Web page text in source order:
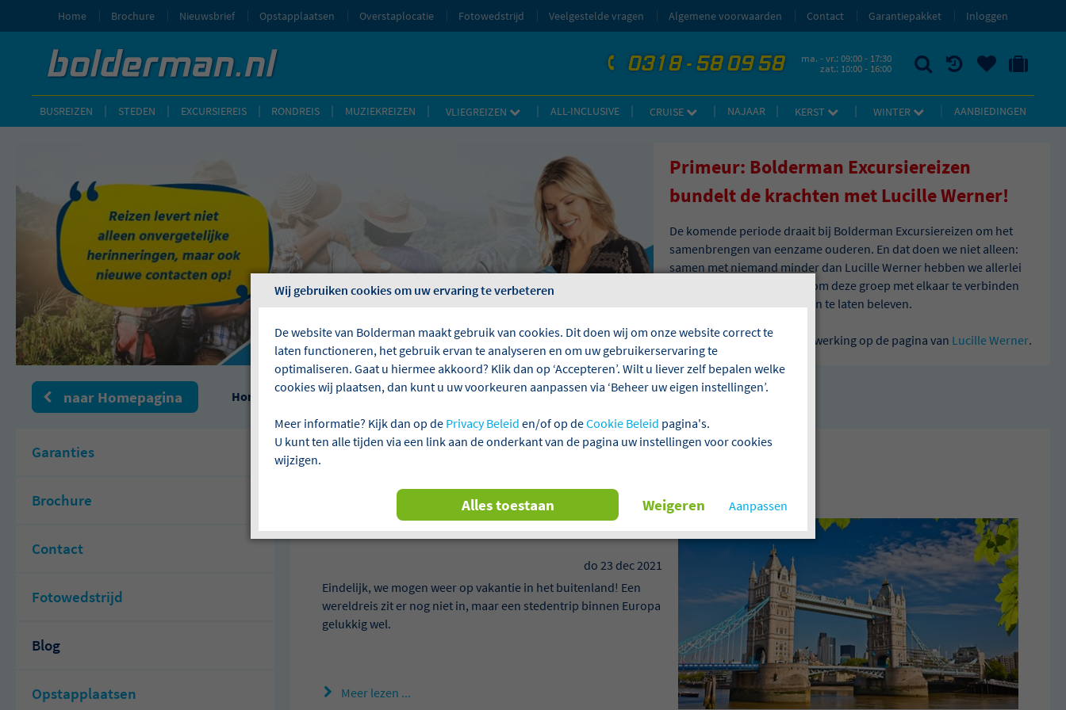
telefoon
0318 - 58 09 58 ma. - vr.: 09:00 - 17:30
zat.: 10:00 - 16:00 ZOEKEN UW BEWAARDE REIZEN
BUSREIZEN STEDEN EXCURSIEREIS RONDREIS MUZIEKREIZEN VLIEGREIZEN ALL-INCLUSIVE CRUISE NAJAAR KERST WINTER AANBIEDINGEN
Home Brochure Nieuwsbrief Opstapplaatsen Overstaplocatie Fotowedstrijd Veelgestelde vragen Algemene voorwaarden Contact Garantiepakket Inloggen
Primeur: Bolderman Excursiereizen
bundelt de krachten met Lucille Werner!
De komende periode draait bij Bolderman Excursiereizen om het
samenbrengen van eenzame ouderen. En dat doen we niet alleen:
samen met niemand minder dan Lucille Werner hebben we allerlei
leuke acties op touw gezet om deze groep met elkaar te verbinden
en onvergetelijke momenten te laten beleven.
Lees alles over onze samenwerking op de pagina van Lucille Werner.
naar Homepagina Home Lees hier onze blogverhalen
Garanties
Brochure
Contact
Fotowedstrijd
Blog
Opstapplaatsen
Wereldsteden om de hoek
do 23 dec 2021
Eindelijk, we mogen weer op vakantie in het buitenland! Een
wereldreis zit er nog niet in, maar een stedentrip binnen Europa
gelukkig wel.
Meer lezen ...
Wij gebruiken cookies om uw ervaring te verbeteren
De website van Bolderman maakt gebruik van cookies. Dit doen wij om onze website correct te
laten functioneren, het gebruik ervan te analyseren en om uw gebruikerservaring te
optimaliseren. Gaat u hiermee akkoord? Klik dan op ‘Accepteren’. Wilt u liever zelf bepalen welke
cookies wij plaatsen, dan kunt u uw voorkeuren aanpassen via ‘Beheer uw eigen instellingen’.
Meer informatie? Kijk dan op de Privacy Beleid en/of op deCookie Beleid pagina's.
U kunt ten alle tijden via een link aan de onderkant van de pagina uw instellingen voor cookies
wijzigen.
Aanpassen
Weigeren
Alles toestaan